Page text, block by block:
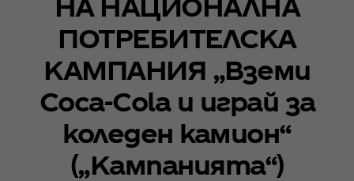
НА НАЦИОНАЛНА
ПОТРЕБИТЕЛСКА
КАМПАНИЯ „Вземи
Coca‑Cola и играй за
коледен камион“
(„Кампанията“)